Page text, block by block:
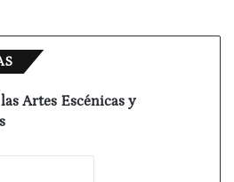
Artes Escénicas y